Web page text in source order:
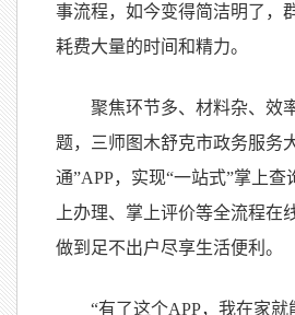
事流程，如今变得简洁明了，
耗费大量的时间和精力。
聚焦环节多、材料杂、效
题，三师图木舒克市政务服务
通”APP，实现“一站式”掌上查
上办理、掌上评价等全流程在
做到足不出户尽享生活便利。
“有了这个APP，我在家就